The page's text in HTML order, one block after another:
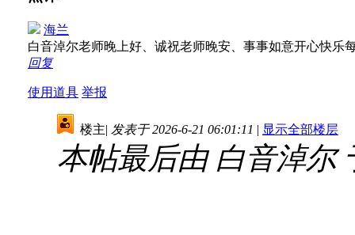
海兰
白音淖尔老师晚上好、诚祝老师晚安、事事如意开心快乐
回复
使用道具 举报
楼主| 发表于 2026-6-21 06:01:11 | 显示全部楼层
本帖最后由 白音淖尔